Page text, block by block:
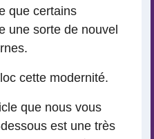
que certains
une sorte de nouvel
cette modernité.
que nous vous
est une très